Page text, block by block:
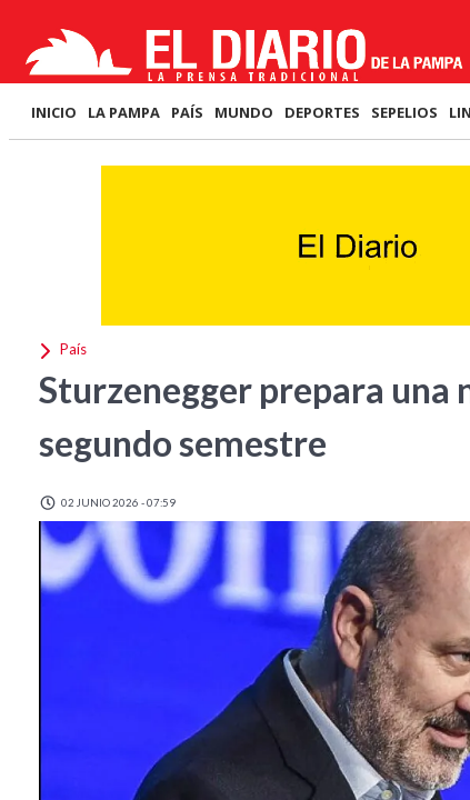
INICIO LA PAMPA PAÍS MUNDO DEPORTES SEPELIOS
País
Sturzenegger prepara una
segundo semestre
02 JUNIO 2026 - 07:59